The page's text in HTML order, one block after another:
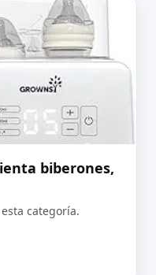
biberones,
categoría.